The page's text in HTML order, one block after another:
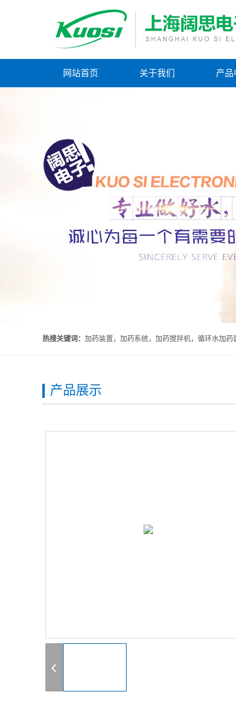
网站首页 关于我们 产品
热搜关键词： 加药装置，加药系统，加药搅拌机，循环水加
产品展示